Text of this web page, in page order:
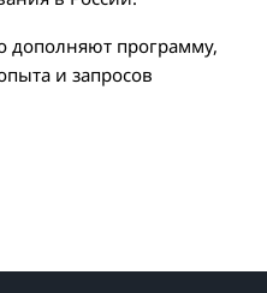
дополняют программу,
и запросов